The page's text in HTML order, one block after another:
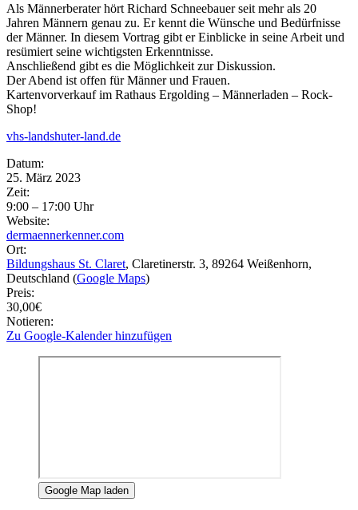
Als Männerberater hört Richard Schneebauer seit mehr als 20
Jahren Männern genau zu. Er kennt die Wünsche und Bedürfnisse
der Männer. In diesem Vortrag gibt er Einblicke in seine Arbeit und
resümiert seine wichtigsten Erkenntnisse.
Anschließend gibt es die Möglichkeit zur Diskussion.
Der Abend ist offen für Männer und Frauen.
Kartenvorverkauf im Rathaus Ergolding – Männerladen – Rock-
Shop!
vhs-landshuter-land.de
Eventdetails
Datum:
25. März 2023
Zeit:
9:00 – 17:00 Uhr
Website:
dermaennerkenner.com
Ort:
Bildungshaus St. Claret, Claretinerstr. 3, 89264 Weißenhorn,
Deutschland (Google Maps)
Preis:
30,00€
Notieren:
Zu Google-Kalender hinzufügen
Google Map laden